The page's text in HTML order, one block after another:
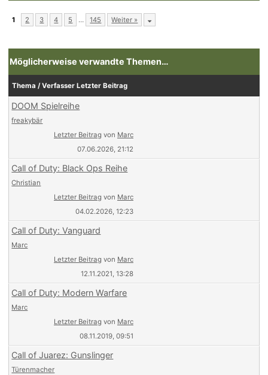
1 2 3 4 5 … 145 Weiter »
Möglicherweise verwandte Themen…
Thema / Verfasser Letzter Beitrag
DOOM Spielreihe
freakybär
Letzter Beitrag von Marc
07.06.2026, 21:12
Call of Duty: Black Ops Reihe
Christian
Letzter Beitrag von Marc
04.02.2026, 12:23
Call of Duty: Vanguard
Marc
Letzter Beitrag von Marc
12.11.2021, 13:28
Call of Duty: Modern Warfare
Marc
Letzter Beitrag von Marc
08.11.2019, 09:51
Call of Juarez: Gunslinger
Türenmacher